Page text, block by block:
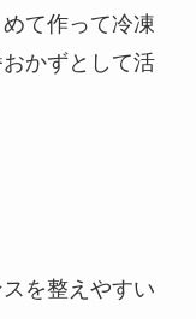
て作って冷凍
かずとして活
を整えやすい